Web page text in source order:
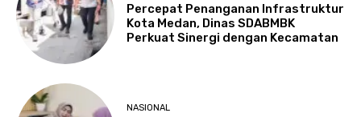
Percepat Penanganan Infrastruktur
Kota Medan, Dinas SDABMBK
Perkuat Sinergi dengan Kecamatan
NASIONAL